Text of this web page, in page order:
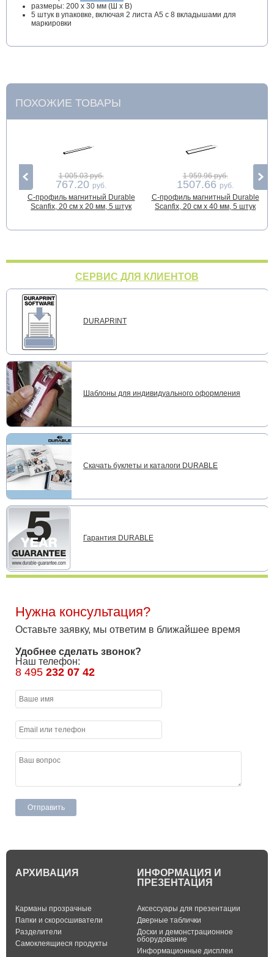
размеры: 200 х 30 мм (Ш х В)
5 штук в упаковке, включая 2 листа А5 с 8 вкладышами для
маркировки
ПОХОЖИЕ ТОВАРЫ
1 005.03 руб.
767.20 руб.
С-профиль магнитный Durable
Scanfix, 20 см x 20 мм, 5 штук
1 959.96 руб.
1507.66 руб.
С-профиль магнитный Durable
Scanfix, 20 см x 40 мм, 5 штук
СЕРВИС ДЛЯ КЛИЕНТОВ
DURAPRINT
Шаблоны для индивидуального оформления
Скачать буклеты и каталоги DURABLE
Гарантия DURABLE
Нужна консультация?
Оставьте заявку, мы ответим в ближайшее время
Удобнее сделать звонок?
Наш телефон:
8 495 232 07 42
АРХИВАЦИЯ
Карманы прозрачные
Папки и скоросшиватели
Разделители
Самоклеящиеся продукты
ИНФОРМАЦИЯ И
ПРЕЗЕНТАЦИЯ
Аксессуары для презентации
Дверные таблички
Доски и демонстрационное
оборудование
Информационные дисплеи